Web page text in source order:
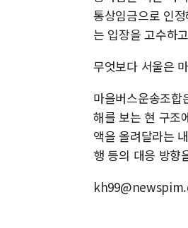
통상임금으로 인
는 입장을 고수하
무엇보다 서울은
마을버스운송조
해를 보는 현 구조
액을 올려달라는
행 등의 대응 방향